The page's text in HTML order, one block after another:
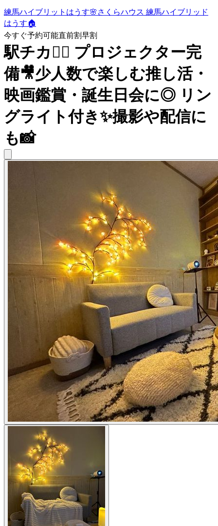
練馬ハイブリットはうす🌸さくらハウス 練馬ハイブリッド
はうす🏠
今すぐ予約可能直前割早割
駅チカ🚶‍♂️ プロジェクター完
備🎥少人数で楽しむ推し活・
映画鑑賞・誕生日会に◎ リン
グライト付き✨撮影や配信に
も📸